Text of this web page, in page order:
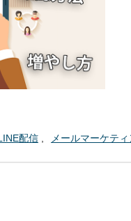
配信 メールマーケテ